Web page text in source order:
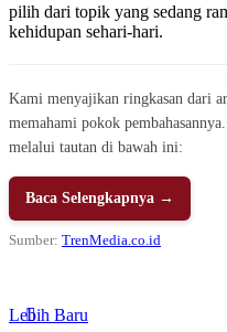
pilih dari topik yang sedang
kehidupan sehari-hari.
Kami menyajikan ringkasan dari
memahami pokok
melalui tautan di bawah ini:
Baca Selengkapnya →
Sumber: TrenMedia.co.id
Lebih Baru